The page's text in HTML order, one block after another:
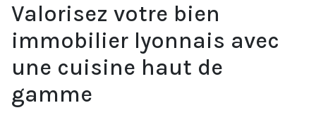
Valorisez votre bien
immobilier lyonnais avec
une cuisine haut de
gamme